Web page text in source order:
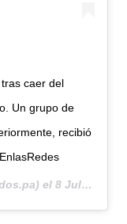
caer del
Un grupo de
recibió
el 8 Jul, 2019 a las 2:42 PDT